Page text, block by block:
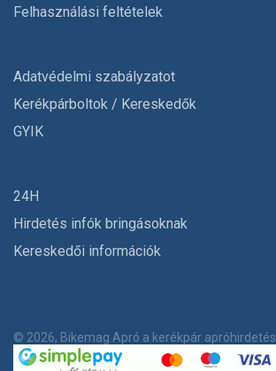
Felhasználási feltételek
Adatvédelmi szabályzatot
Kerékpárboltok / Kereskedők
GYIK
24H
Hirdetés infók bringásoknak
Kereskedői információk
© 2026, Bikemag Apró a kerékpár apróhirdetés